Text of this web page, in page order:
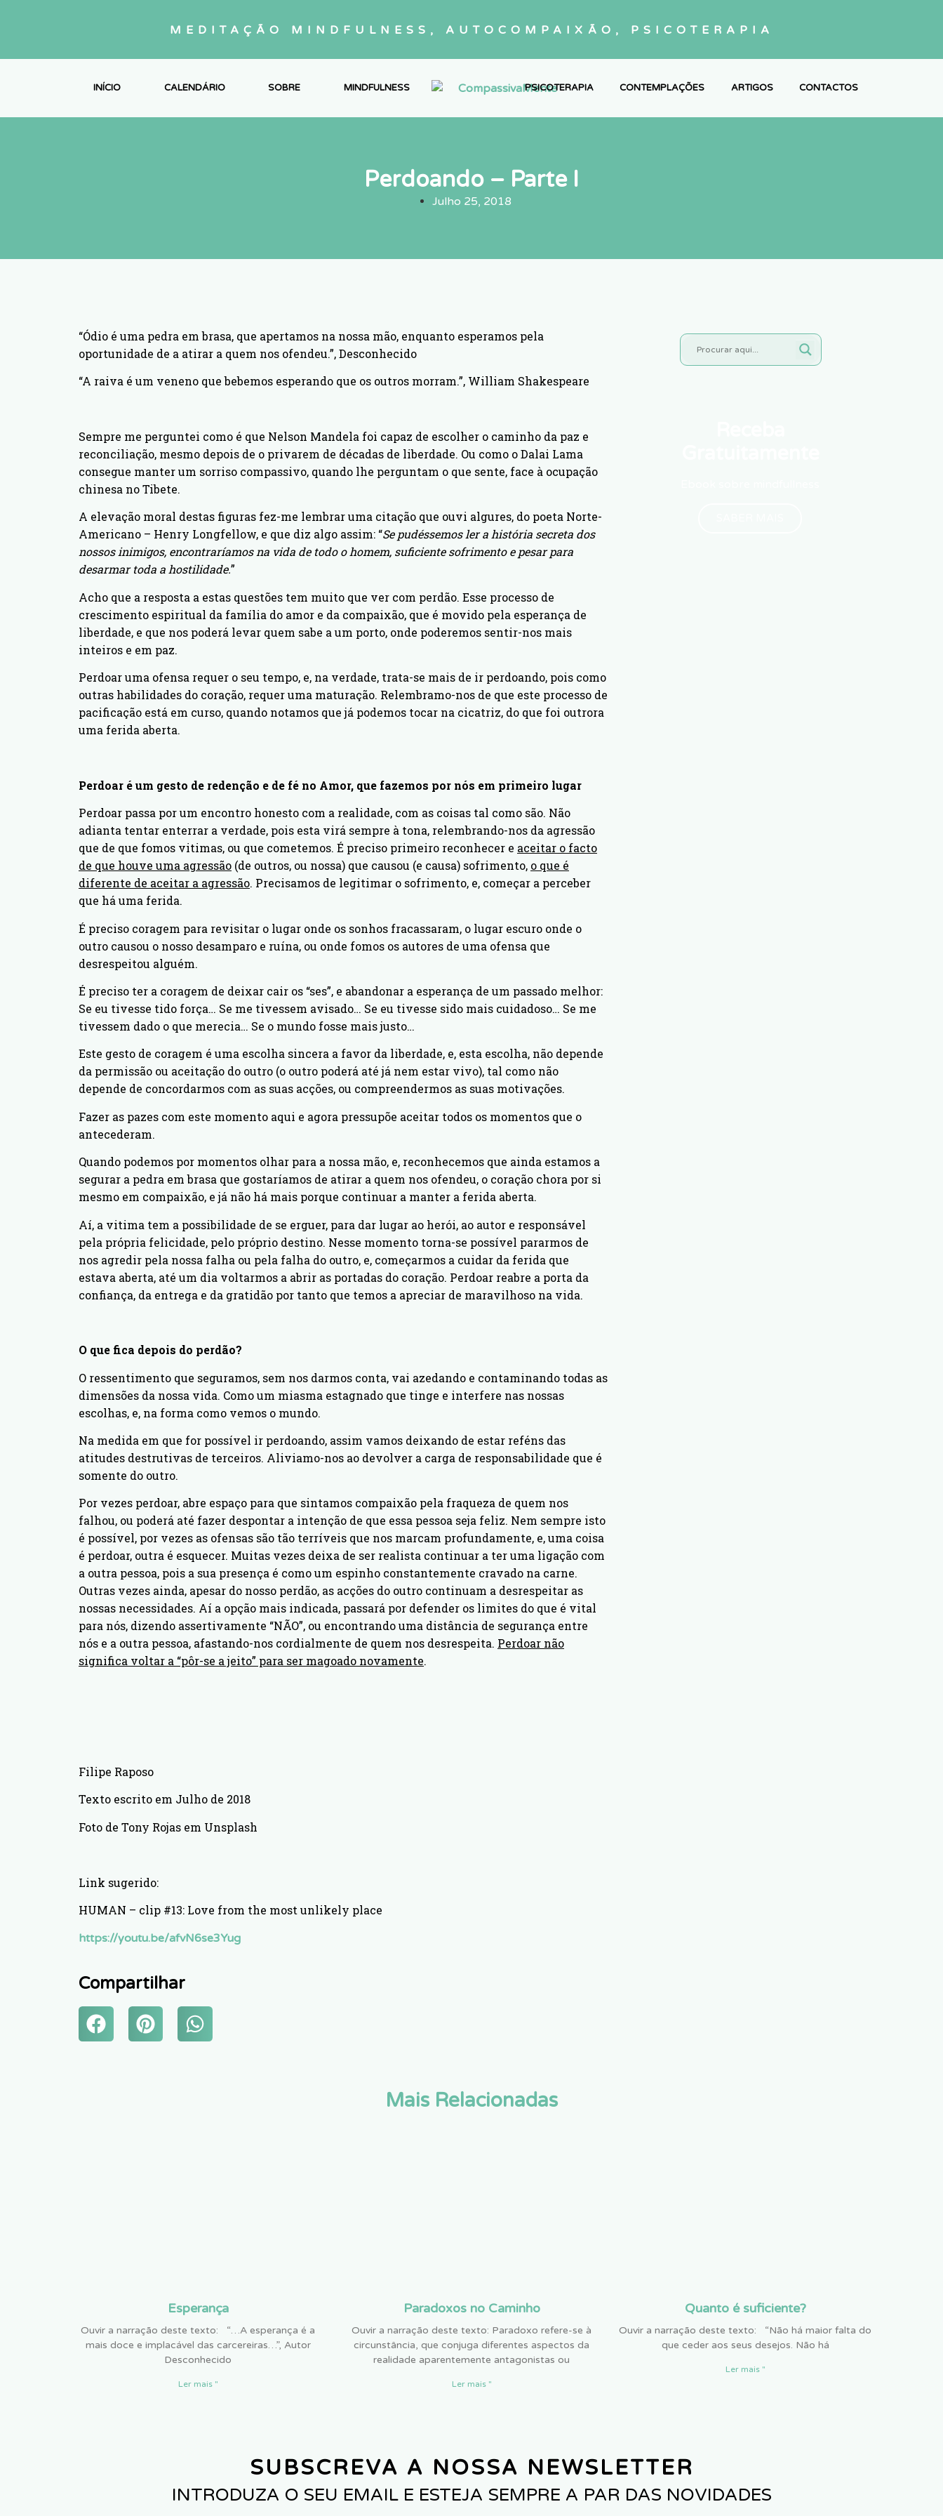
MEDITAÇÃO MINDFULNESS, AUTOCOMPAIXÃO, PSICOTERAPIA
INÍCIO CALENDÁRIO SOBRE MINDFULNESS PSICOTERAPIA CONTEMPLAÇÕES ARTIGOS CONTACTOS
Perdoando – Parte I
Julho 25, 2018
“Ódio é uma pedra em brasa, que apertamos na nossa mão, enquanto esperamos pela
oportunidade de a atirar a quem nos ofendeu.”, Desconhecido
“A raiva é um veneno que bebemos esperando que os outros morram.”, William Shakespeare
Sempre me perguntei como é que Nelson Mandela foi capaz de escolher o caminho da paz e
reconciliação, mesmo depois de o privarem de décadas de liberdade. Ou como o Dalai Lama
consegue manter um sorriso compassivo, quando lhe perguntam o que sente, face à ocupação
chinesa no Tibete.
A elevação moral destas figuras fez-me lembrar uma citação que ouvi algures, do poeta Norte-
Americano – Henry Longfellow, e que diz algo assim: “Se pudéssemos ler a história secreta dos
nossos inimigos, encontraríamos na vida de todo o homem, suficiente sofrimento e pesar para
desarmar toda a hostilidade.”
Acho que a resposta a estas questões tem muito que ver com perdão. Esse processo de
crescimento espiritual da família do amor e da compaixão, que é movido pela esperança de
liberdade, e que nos poderá levar quem sabe a um porto, onde poderemos sentir-nos mais
inteiros e em paz.
Perdoar uma ofensa requer o seu tempo, e, na verdade, trata-se mais de ir perdoando, pois como
outras habilidades do coração, requer uma maturação. Relembramo-nos de que este processo de
pacificação está em curso, quando notamos que já podemos tocar na cicatriz, do que foi outrora
uma ferida aberta.
Perdoar é um gesto de redenção e de fé no Amor, que fazemos por nós em primeiro lugar
Perdoar passa por um encontro honesto com a realidade, com as coisas tal como são. Não
adianta tentar enterrar a verdade, pois esta virá sempre à tona, relembrando-nos da agressão
que de que fomos vitimas, ou que cometemos. É preciso primeiro reconhecer e aceitar o facto
de que houve uma agressão (de outros, ou nossa) que causou (e causa) sofrimento, o que é
diferente de aceitar a agressão. Precisamos de legitimar o sofrimento, e, começar a perceber
que há uma ferida.
É preciso coragem para revisitar o lugar onde os sonhos fracassaram, o lugar escuro onde o
outro causou o nosso desamparo e ruína, ou onde fomos os autores de uma ofensa que
desrespeitou alguém.
É preciso ter a coragem de deixar cair os “ses”, e abandonar a esperança de um passado melhor:
Se eu tivesse tido força… Se me tivessem avisado… Se eu tivesse sido mais cuidadoso… Se me
tivessem dado o que merecia… Se o mundo fosse mais justo…
Este gesto de coragem é uma escolha sincera a favor da liberdade, e, esta escolha, não depende
da permissão ou aceitação do outro (o outro poderá até já nem estar vivo), tal como não
depende de concordarmos com as suas acções, ou compreendermos as suas motivações.
Fazer as pazes com este momento aqui e agora pressupõe aceitar todos os momentos que o
antecederam.
Quando podemos por momentos olhar para a nossa mão, e, reconhecemos que ainda estamos a
segurar a pedra em brasa que gostaríamos de atirar a quem nos ofendeu, o coração chora por si
mesmo em compaixão, e já não há mais porque continuar a manter a ferida aberta.
Aí, a vitima tem a possibilidade de se erguer, para dar lugar ao herói, ao autor e responsável
pela própria felicidade, pelo próprio destino. Nesse momento torna-se possível pararmos de
nos agredir pela nossa falha ou pela falha do outro, e, começarmos a cuidar da ferida que
estava aberta, até um dia voltarmos a abrir as portadas do coração. Perdoar reabre a porta da
confiança, da entrega e da gratidão por tanto que temos a apreciar de maravilhoso na vida.
O que fica depois do perdão?
O ressentimento que seguramos, sem nos darmos conta, vai azedando e contaminando todas as
dimensões da nossa vida. Como um miasma estagnado que tinge e interfere nas nossas
escolhas, e, na forma como vemos o mundo.
Na medida em que for possível ir perdoando, assim vamos deixando de estar reféns das
atitudes destrutivas de terceiros. Aliviamo-nos ao devolver a carga de responsabilidade que é
somente do outro.
Por vezes perdoar, abre espaço para que sintamos compaixão pela fraqueza de quem nos
falhou, ou poderá até fazer despontar a intenção de que essa pessoa seja feliz. Nem sempre isto
é possível, por vezes as ofensas são tão terríveis que nos marcam profundamente, e, uma coisa
é perdoar, outra é esquecer. Muitas vezes deixa de ser realista continuar a ter uma ligação com
a outra pessoa, pois a sua presença é como um espinho constantemente cravado na carne.
Outras vezes ainda, apesar do nosso perdão, as acções do outro continuam a desrespeitar as
nossas necessidades. Aí a opção mais indicada, passará por defender os limites do que é vital
para nós, dizendo assertivamente “NÃO”, ou encontrando uma distância de segurança entre
nós e a outra pessoa, afastando-nos cordialmente de quem nos desrespeita. Perdoar não
significa voltar a “pôr-se a jeito” para ser magoado novamente.
Filipe Raposo
Texto escrito em Julho de 2018
Foto de Tony Rojas em Unsplash
Link sugerido:
HUMAN – clip #13: Love from the most unlikely place
https://youtu.be/afvN6se3Yug
Compartilhar
Mais Relacionadas
Esperança
Ouvir a narração deste texto: “…A esperança é a
mais doce e implacável das carcereiras…”, Autor
Desconhecido
Ler mais "
Paradoxos no Caminho
Ouvir a narração deste texto: Paradoxo refere-se à
circunstância, que conjuga diferentes aspectos da
realidade aparentemente antagonistas ou
Ler mais "
Quanto é suficiente?
Ouvir a narração deste texto: “Não há maior falta do
que ceder aos seus desejos. Não há
Ler mais "
SUBSCREVA A NOSSA NEWSLETTER
INTRODUZA O SEU EMAIL E ESTEJA SEMPRE A PAR DAS NOVIDADES